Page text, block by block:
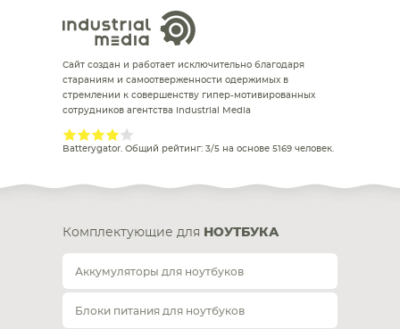
Сайт создан и работает исключительно благодаря
стараниям и самоотверженности одержимых в
стремлении к совершенству гипер-мотивированных
сотрудников агентства Industrial Media
Batterygator . Общий рейтинг: 3/5 на основе 5169 человек.
Комплектующие для НОУТБУКА
Аккумуляторы для ноутбуков
Блоки питания для ноутбуков